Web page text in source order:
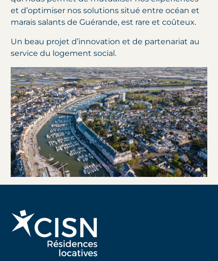
et d’optimiser nos solutions situé entre océan et
marais salants de Guérande, est rare et coûteux.
Un beau projet d’innovation et de partenariat au
service du logement social.